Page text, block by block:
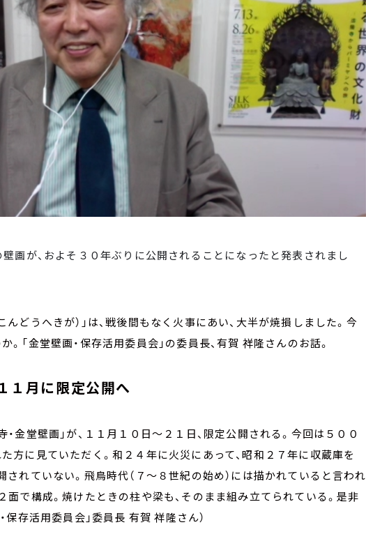
壁画が、およそ３０年ぶりに公開されることになったと発表されまし
んどうへきが）」は、戦後間もなく火事にあい、大半が焼損しました。今
。「金堂壁画・保存活用委員会」の委員長、有賀 祥隆さんのお話。
１月に限定公開へ
・金堂壁画」が、１１月１０日～２１日、限定公開される。今回は５００
方に見ていただく。和２４年に火災にあって、昭和２７年に収蔵庫を
されていない。飛鳥時代（７～８世紀の始め）には描かれていると言われ
面で構成。焼けたときの柱や梁も、そのまま組み立てられている。是非
保存活用委員会」委員長 有賀 祥隆さん）